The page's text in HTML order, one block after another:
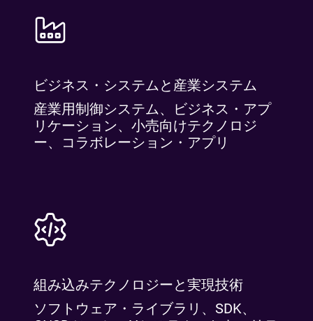
ビジネス・システムと産業システム
産業用制御システム、ビジネス・アプ
リケーション、小売向けテクノロジ
ー、コラボレーション・アプリ
組み込みテクノロジーと実現技術
ソフトウェア・ライブラリ、SDK、